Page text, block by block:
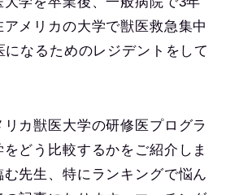
メリカの大学で獣医救急集中
なるためのレジデントをして
カ獣医大学の研修医プログラ
どう比較するかをご紹介しま
先生、特にランキングで悩ん